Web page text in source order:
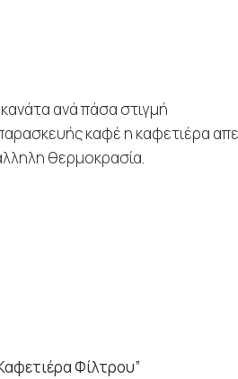
ανά πάσα στιγμή
καφέ η καφετιέρα
θερμοκρασία.
Φίλτρου”